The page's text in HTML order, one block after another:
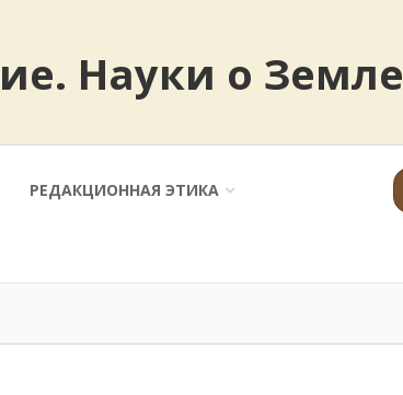
Науки о Земле
РЕДАКЦИОННАЯ ЭТИКА